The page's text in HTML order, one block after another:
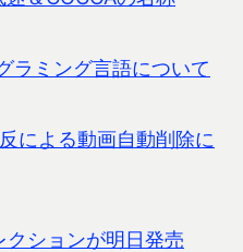
ラミング言語について
による動画自動削除に
ションが明日発売